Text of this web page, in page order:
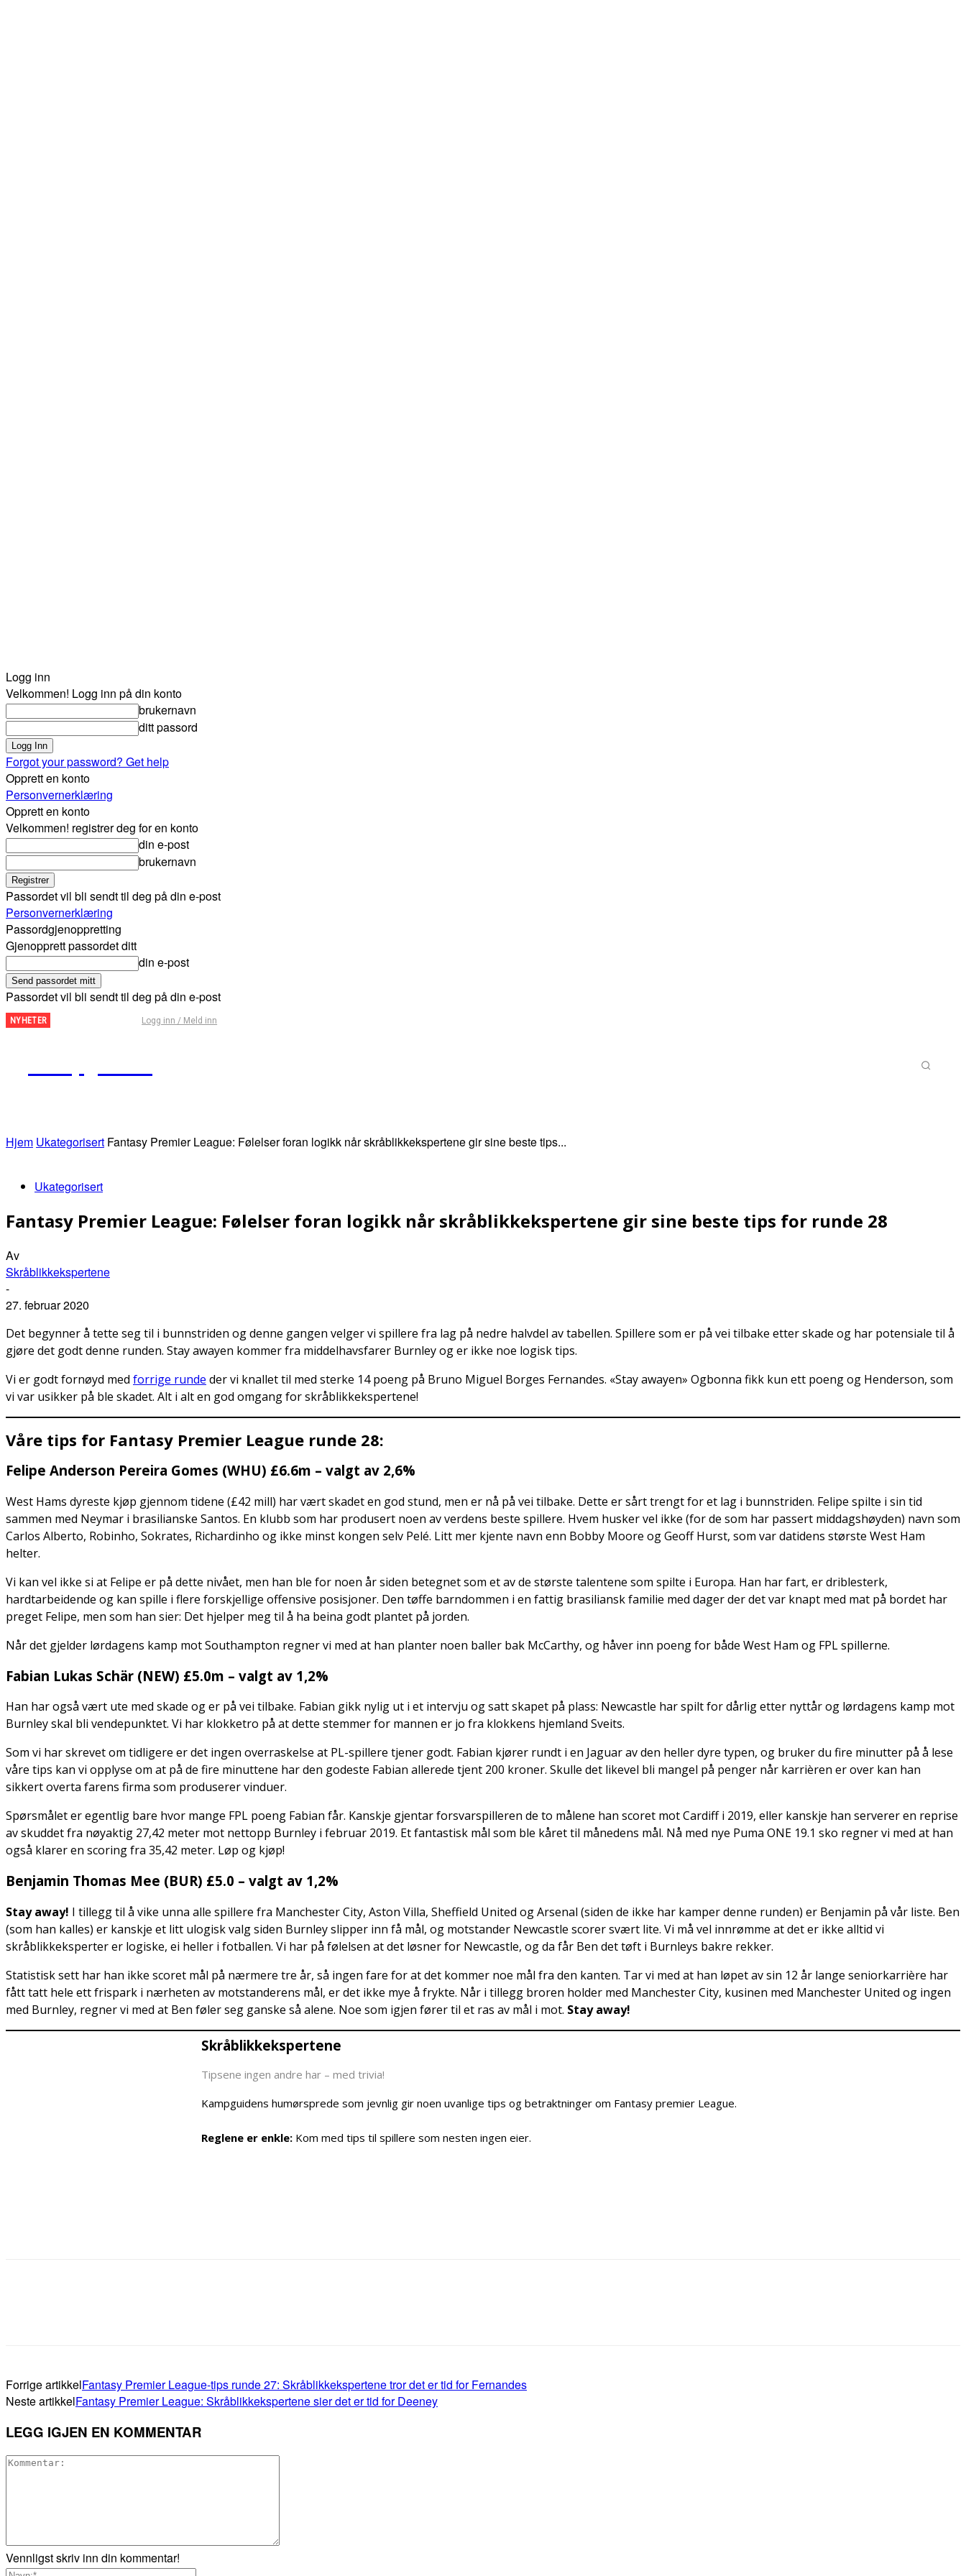
Logg inn
Velkommen! Logg inn på din konto
brukernavn
ditt passord
Forgot your password? Get help
Opprett en konto
Personvernerklæring
Opprett en konto
Velkommen! registrer deg for en konto
din e-post
brukernavn
Passordet vil bli sendt til deg på din e-post
Personvernerklæring
Passordgjenoppretting
Gjenopprett passordet ditt
din e-post
Passordet vil bli sendt til deg på din e-post
NYHETER
– Tips
Logg inn / Meld inn
Hjem Ukategorisert Fantasy Premier League: Følelser foran logikk når skråblikkekspertene gir sine beste tips...
Ukategorisert
Fantasy Premier League: Følelser foran logikk når skråblikkekspertene gir sine beste tips for runde 28
Av
Skråblikkekspertene
-
27. februar 2020
Det begynner å tette seg til i bunnstriden og denne gangen velger vi spillere fra lag på nedre halvdel av tabellen. Spillere som er på vei tilbake etter skade og har potensiale til å
gjøre det godt denne runden. Stay awayen kommer fra middelhavsfarer Burnley og er ikke noe logisk tips.
Vi er godt fornøyd med forrige runde der vi knallet til med sterke 14 poeng på Bruno Miguel Borges Fernandes. «Stay awayen» Ogbonna fikk kun ett poeng og Henderson, som
vi var usikker på ble skadet. Alt i alt en god omgang for skråblikkekspertene!
Våre tips for Fantasy Premier League runde 28:
Felipe Anderson Pereira Gomes (WHU) £6.6m – valgt av 2,6%
West Hams dyreste kjøp gjennom tidene (£42 mill) har vært skadet en god stund, men er nå på vei tilbake. Dette er sårt trengt for et lag i bunnstriden. Felipe spilte i sin tid
sammen med Neymar i brasilianske Santos. En klubb som har produsert noen av verdens beste spillere. Hvem husker vel ikke (for de som har passert middagshøyden) navn som
Carlos Alberto, Robinho, Sokrates, Richardinho og ikke minst kongen selv Pelé. Litt mer kjente navn enn Bobby Moore og Geoff Hurst, som var datidens største West Ham
helter.
Vi kan vel ikke si at Felipe er på dette nivået, men han ble for noen år siden betegnet som et av de største talentene som spilte i Europa. Han har fart, er driblesterk,
hardtarbeidende og kan spille i flere forskjellige offensive posisjoner. Den tøffe barndommen i en fattig brasiliansk familie med dager der det var knapt med mat på bordet har
preget Felipe, men som han sier: Det hjelper meg til å ha beina godt plantet på jorden.
Når det gjelder lørdagens kamp mot Southampton regner vi med at han planter noen baller bak McCarthy, og håver inn poeng for både West Ham og FPL spillerne.
Fabian Lukas Schär (NEW) £5.0m – valgt av 1,2%
Han har også vært ute med skade og er på vei tilbake. Fabian gikk nylig ut i et intervju og satt skapet på plass: Newcastle har spilt for dårlig etter nyttår og lørdagens kamp mot
Burnley skal bli vendepunktet. Vi har klokketro på at dette stemmer for mannen er jo fra klokkens hjemland Sveits.
Som vi har skrevet om tidligere er det ingen overraskelse at PL-spillere tjener godt. Fabian kjører rundt i en Jaguar av den heller dyre typen, og bruker du fire minutter på å lese
våre tips kan vi opplyse om at på de fire minuttene har den godeste Fabian allerede tjent 200 kroner. Skulle det likevel bli mangel på penger når karrièren er over kan han
sikkert overta farens firma som produserer vinduer.
Spørsmålet er egentlig bare hvor mange FPL poeng Fabian får. Kanskje gjentar forsvarspilleren de to målene han scoret mot Cardiff i 2019, eller kanskje han serverer en reprise
av skuddet fra nøyaktig 27,42 meter mot nettopp Burnley i februar 2019. Et fantastisk mål som ble kåret til månedens mål. Nå med nye Puma ONE 19.1 sko regner vi med at han
også klarer en scoring fra 35,42 meter. Løp og kjøp!
Benjamin Thomas Mee (BUR) £5.0 – valgt av 1,2%
Stay away! I tillegg til å vike unna alle spillere fra Manchester City, Aston Villa, Sheffield United og Arsenal (siden de ikke har kamper denne runden) er Benjamin på vår liste. Ben
(som han kalles) er kanskje et litt ulogisk valg siden Burnley slipper inn få mål, og motstander Newcastle scorer svært lite. Vi må vel innrømme at det er ikke alltid vi
skråblikkeksperter er logiske, ei heller i fotballen. Vi har på følelsen at det løsner for Newcastle, og da får Ben det tøft i Burnleys bakre rekker.
Statistisk sett har han ikke scoret mål på nærmere tre år, så ingen fare for at det kommer noe mål fra den kanten. Tar vi med at han løpet av sin 12 år lange seniorkarrière har
fått tatt hele ett frispark i nærheten av motstanderens mål, er det ikke mye å frykte. Når i tillegg broren holder med Manchester City, kusinen med Manchester United og ingen
med Burnley, regner vi med at Ben føler seg ganske så alene. Noe som igjen fører til et ras av mål i mot. Stay away!
Skråblikkekspertene
Tipsene ingen andre har – med trivia!
Kampguidens humørsprede som jevnlig gir noen uvanlige tips og betraktninger om Fantasy premier League.
Reglene er enkle: Kom med tips til spillere som nesten ingen eier.
Forrige artikkelFantasy Premier League-tips runde 27: Skråblikkekspertene tror det er tid for Fernandes
Neste artikkelFantasy Premier League: Skråblikkekspertene sier det er tid for Deeney
LEGG IGJEN EN KOMMENTAR
Vennligst skriv inn din kommentar!